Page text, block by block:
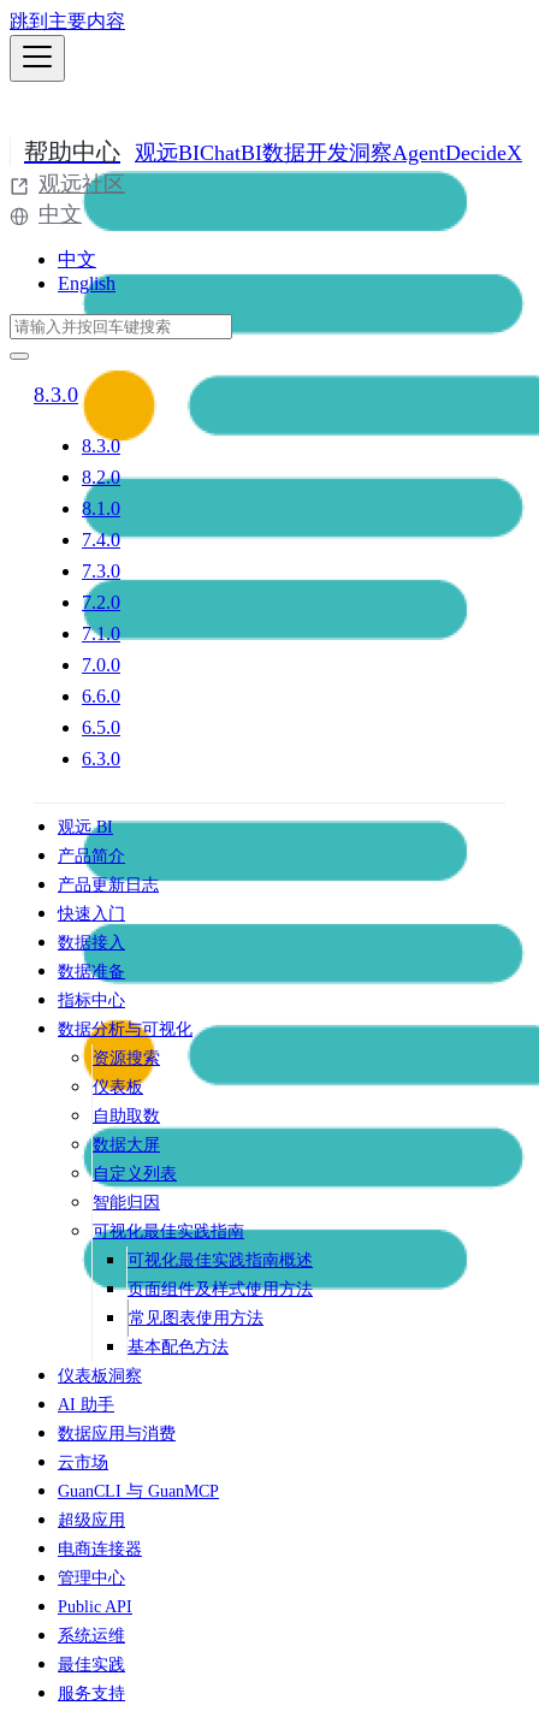
跳到主要内容
帮助中心 观远BIChatBI数据开发洞察AgentDecideX
观远社区
中文
中文
English
8.3.0
8.3.0
8.2.0
8.1.0
7.4.0
7.3.0
7.2.0
7.1.0
7.0.0
6.6.0
6.5.0
6.3.0
观远 BI
产品简介
产品更新日志
快速入门
数据接入
数据准备
指标中心
数据分析与可视化
资源搜索
仪表板
自助取数
数据大屏
自定义列表
智能归因
可视化最佳实践指南
可视化最佳实践指南概述
页面组件及样式使用方法
常见图表使用方法
基本配色方法
仪表板洞察
AI 助手
数据应用与消费
云市场
GuanCLI 与 GuanMCP
超级应用
电商连接器
管理中心
Public API
系统运维
最佳实践
服务支持